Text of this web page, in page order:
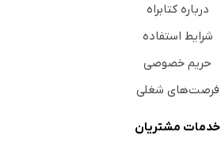
درباره کتابراه
شرایط استفاده
حریم خصوصی
فرصت‌های شغلی
خدمات مشتریان